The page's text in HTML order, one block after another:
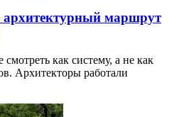
маршрут
как систему, а не как
Архитекторы работали